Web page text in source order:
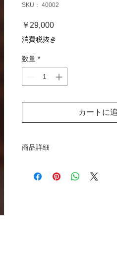
SKU： 40002
￥29,000価
格
消費税抜き
数量 *
カートに
商品詳細
W18 x H18x D3 ※みつあみ部分